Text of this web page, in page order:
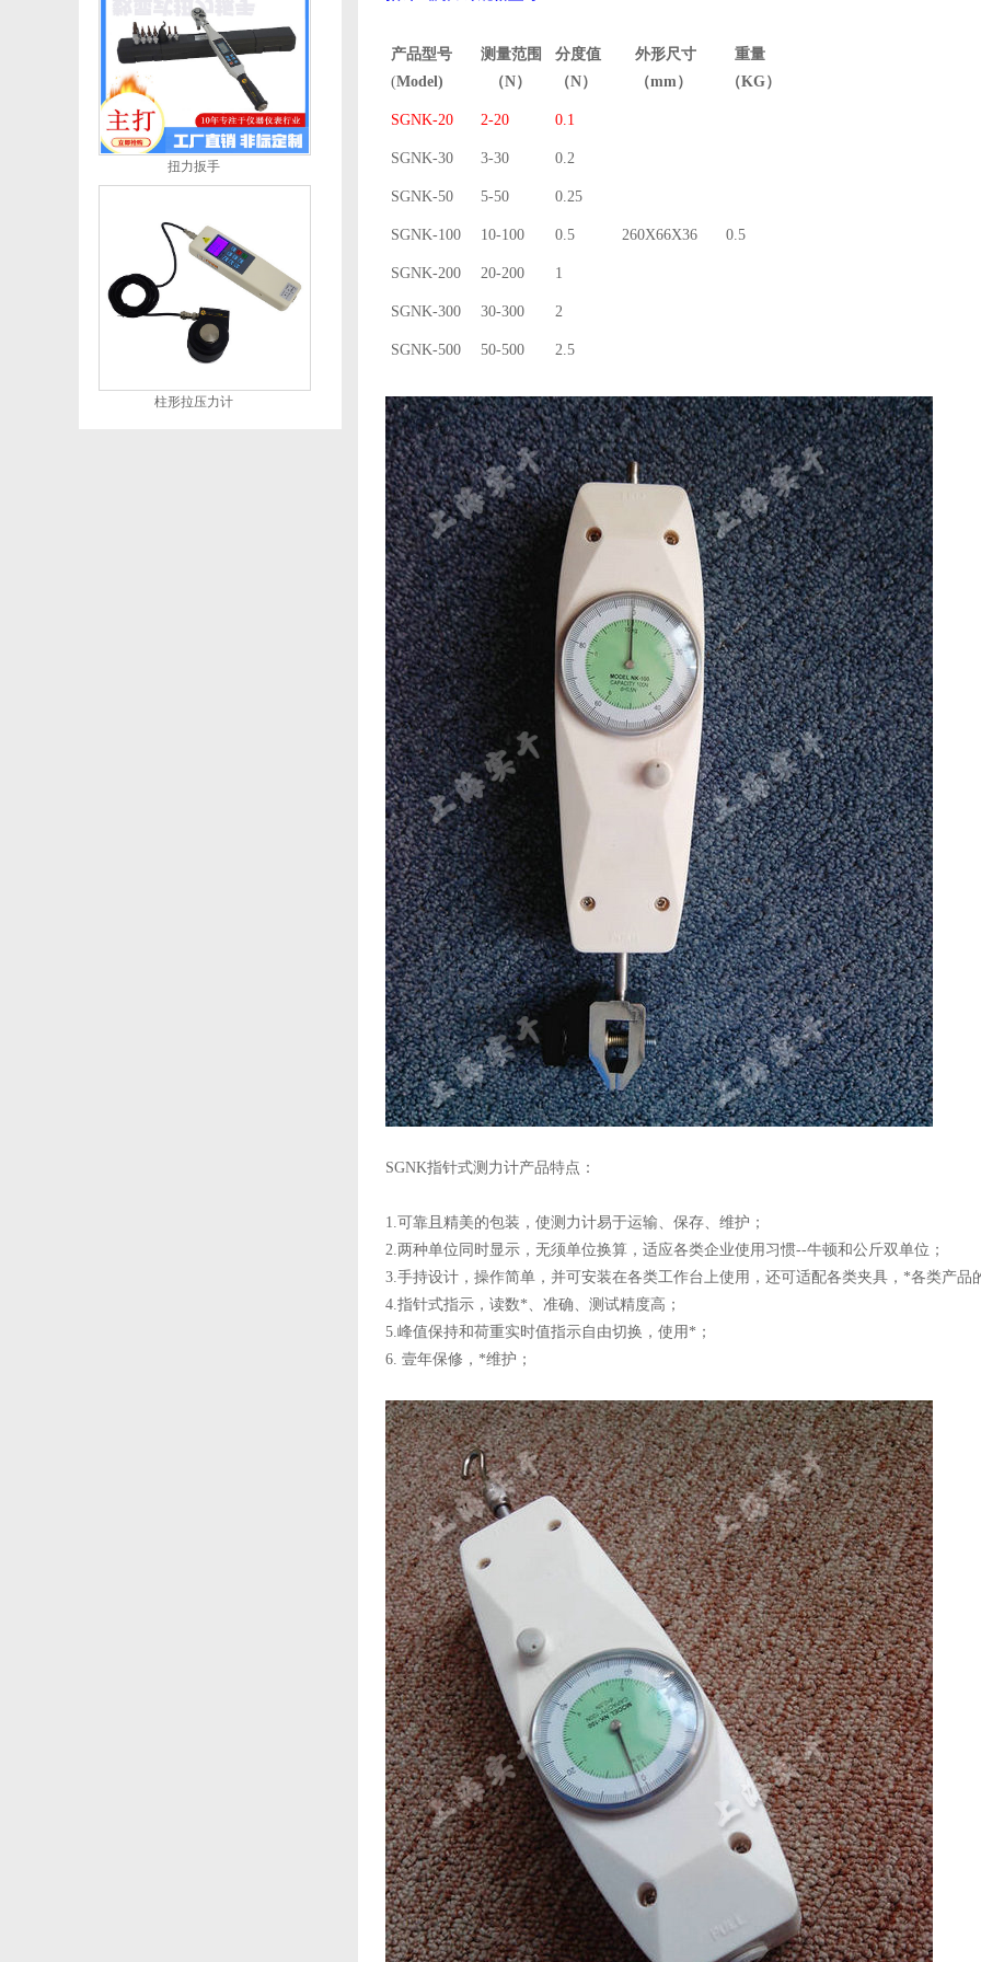
扭力扳手
柱形拉压力计
产品型号
(Model)
测量范围
（N）
分度值
（N）
外形尺寸
（mm）
重量
（KG）
SGNK-20 2-20 0.1
260X66X36 0.5
SGNK-30 3-30 0.2
SGNK-50 5-50 0.25
SGNK-100 10-100 0.5
SGNK-200 20-200 1
SGNK-300 30-300 2
SGNK-500 50-500 2.5
SGNK指针式测力计产品特点：
1.可靠且精美的包装，使测力计易于运输、保存、维护；
2.两种单位同时显示，无须单位换算，适应各类企业使用习惯--牛顿和公斤双单位；
3.手持设计，操作简单，并可安装在各类工作台上使用，还可适配各类夹具，*各类产品
4.指针式指示，读数*、准确、测试精度高；
5.峰值保持和荷重实时值指示自由切换，使用*；
6. 壹年保修，*维护；